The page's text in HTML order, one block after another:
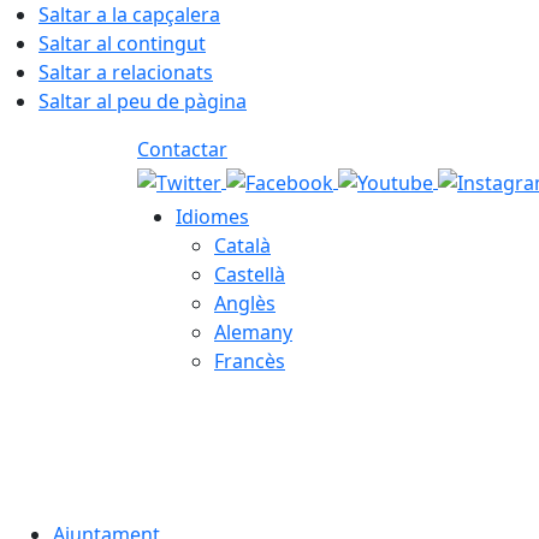
Saltar a la capçalera
Saltar al contingut
Saltar a relacionats
Saltar al peu de pàgina
Contactar
Idiomes
Català
Castellà
Anglès
Alemany
Francès